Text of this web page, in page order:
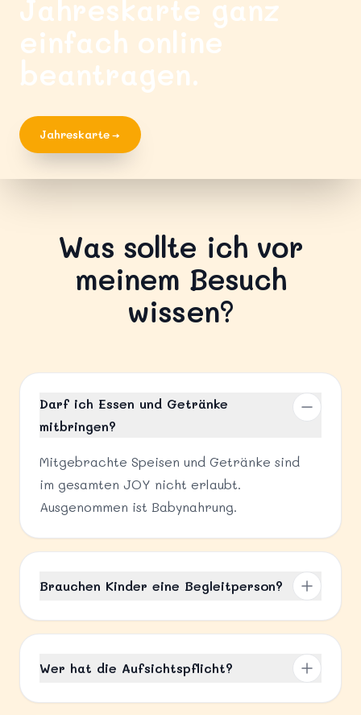
Jahreskarte ganz
einfach online
beantragen.
Jahreskarte
Was sollte ich vor
meinem Besuch
wissen?
Darf ich Essen und Getränke
mitbringen?
Mitgebrachte Speisen und Getränke sind
im gesamten JOY nicht erlaubt.
Ausgenommen ist Babynahrung.
Brauchen Kinder eine Begleitperson?
Wer hat die Aufsichtspflicht?